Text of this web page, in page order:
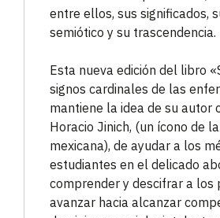
entre ellos, sus significados,
semiótico y su trascendencia.
Esta nueva edición del libro
signos cardinales de las
mantiene la idea de su autor
Horacio Jinich, (un ícono de
mexicana), de ayudar a los
estudiantes en el delicado
comprender y descifrar a los
avanzar hacia alcanzar